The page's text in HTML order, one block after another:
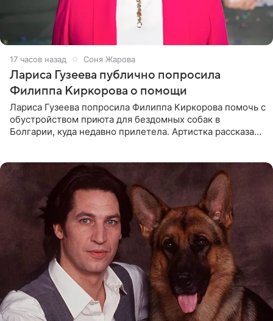
17 часов назад Соня Жарова
Лариса Гузеева публично попросила
Филиппа Киркорова о помощи
Лариса Гузеева попросила Филиппа Киркорова помочь с
обустройством приюта для бездомных собак в
Болгарии, куда недавно прилетела. Артистка рассказала